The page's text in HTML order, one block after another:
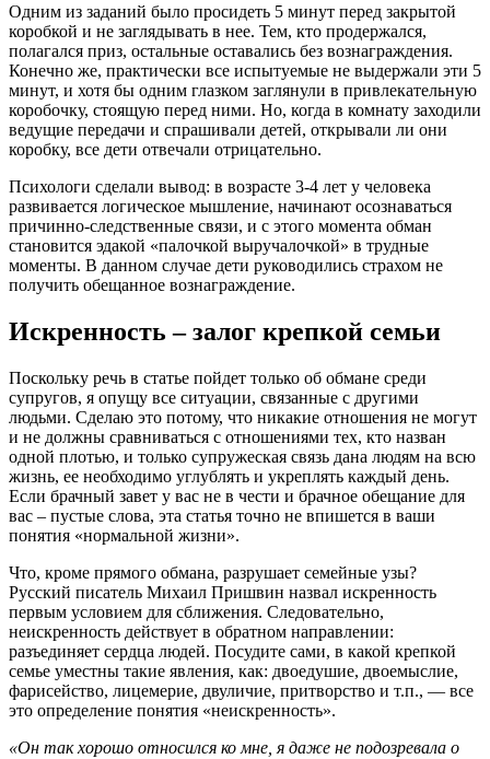
Одним из заданий было просидеть 5 минут перед закрытой
коробкой и не заглядывать в нее. Тем, кто продержался,
полагался приз, остальные оставались без вознаграждения.
Конечно же, практически все испытуемые не выдержали эти 5
минут, и хотя бы одним глазком заглянули в привлекательную
коробочку, стоящую перед ними. Но, когда в комнату заходили
ведущие передачи и спрашивали детей, открывали ли они
коробку, все дети отвечали отрицательно.
Психологи сделали вывод: в возрасте 3-4 лет у человека
развивается логическое мышление, начинают осознаваться
причинно-следственные связи, и с этого момента обман
становится эдакой «палочкой выручалочкой» в трудные
моменты. В данном случае дети руководились страхом не
получить обещанное вознаграждение.
Искренность – залог крепкой семьи
Поскольку речь в статье пойдет только об обмане среди
супругов, я опущу все ситуации, связанные с другими
людьми. Сделаю это потому, что никакие отношения не могут
и не должны сравниваться с отношениями тех, кто назван
одной плотью, и только супружеская связь дана людям на всю
жизнь, ее необходимо углублять и укреплять каждый день.
Если брачный завет у вас не в чести и брачное обещание для
вас – пустые слова, эта статья точно не впишется в ваши
понятия «нормальной жизни».
Что, кроме прямого обмана, разрушает семейные узы?
Русский писатель Михаил Пришвин назвал искренность
первым условием для сближения. Следовательно,
неискренность действует в обратном направлении:
разъединяет сердца людей. Посудите сами, в какой крепкой
семье уместны такие явления, как: двоедушие, двоемыслие,
фарисейство, лицемерие, двуличие, притворство и т.п., — все
это определение понятия «неискренность».
«Он так хорошо относился ко мне, я даже не подозревала о